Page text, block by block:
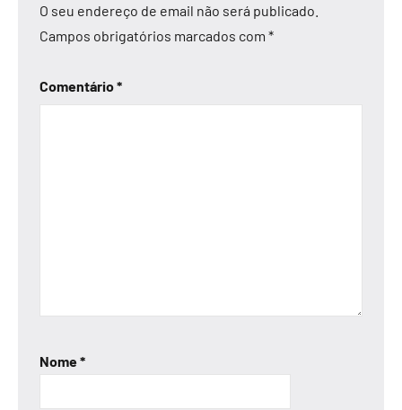
O seu endereço de email não será publicado.
Campos obrigatórios marcados com *
Comentário*
Nome*